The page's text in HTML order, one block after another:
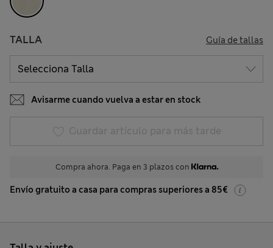
TALLA Guía de tallas
Avisarme cuando vuelva a estar en stock
Guardar artículo para más tarde
Compra ahora. Paga en 3 plazos con
Envío gratuito a casa para compras superiores a 85€